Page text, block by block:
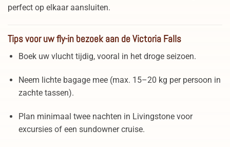
perfect op elkaar aansluiten.
Tips voor uw fly-in bezoek aan de Victoria Falls
Boek uw vlucht tijdig, vooral in het droge seizoen.
Neem lichte bagage mee (max. 15–20 kg per persoon in
zachte tassen).
Plan minimaal twee nachten in Livingstone voor
excursies of een sundowner cruise.